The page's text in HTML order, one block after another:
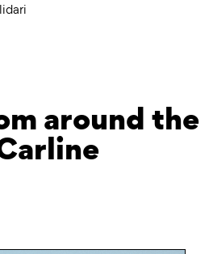
around the